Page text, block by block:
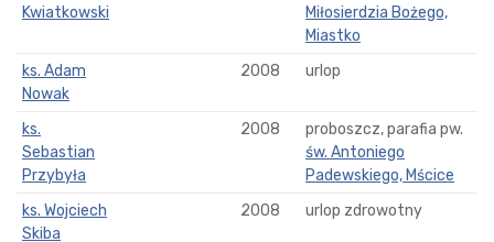
Kwiatkowski
Miłosierdzia Bożego,
Miastko
ks. Adam
Nowak
2008 urlop
ks.
Sebastian
Przybyła
2008
proboszcz, parafia pw.
św. Antoniego
Padewskiego, Mścice
ks. Wojciech
Skiba
2008 urlop zdrowotny